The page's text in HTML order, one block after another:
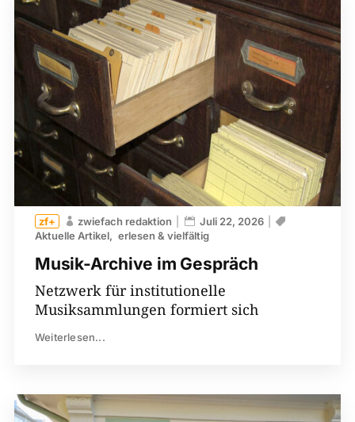
Musik-Archive im Gespräch
zwiefach redaktion
Juli 22, 2026
Aktuelle Artikel
erlesen & vielfältig
Netzwerk für institutionelle
Musiksammlungen formiert sich
Weiterlesen...